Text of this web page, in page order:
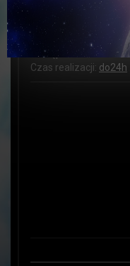
Producent:
Jorge
Dostępność:
JEST
Czas realizacji: do24h